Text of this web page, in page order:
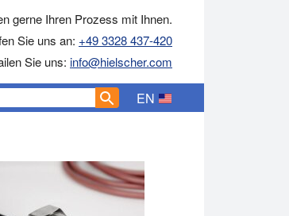
gerne Ihren Prozess mit Ihnen.
Sie uns an: +49 3328 437-420
Sie uns: info@hielscher.com
EN